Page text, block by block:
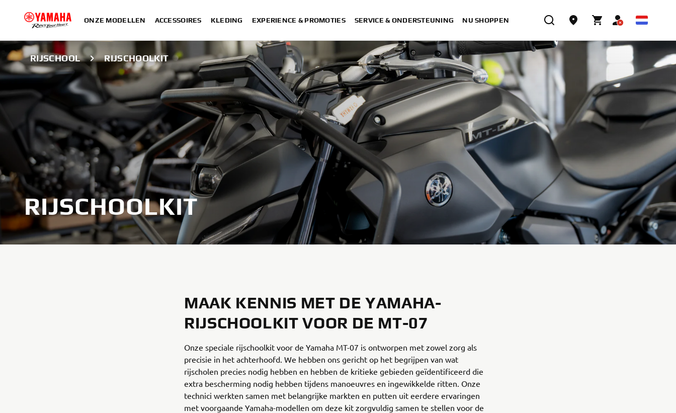
ONZE MODELLEN ACCESSOIRES KLEDING EXPERIENCE & PROMOTIES SERVICE & ONDERSTEUNING NU SHOPPEN
RIJSCHOOL RIJSCHOOLKIT
RIJSCHOOLKIT
MAAK KENNIS MET DE YAMAHA-
RIJSCHOOLKIT VOOR DE MT-07
Onze speciale rijschoolkit voor de Yamaha MT-07 is ontworpen met zowel zorg als
precisie in het achterhoofd. We hebben ons gericht op het begrijpen van wat
rijscholen precies nodig hebben en hebben de kritieke gebieden geïdentificeerd die
extra bescherming nodig hebben tijdens manoeuvres en ingewikkelde ritten. Onze
technici werkten samen met belangrijke markten en putten uit eerdere ervaringen
met voorgaande Yamaha-modellen om deze kit zorgvuldig samen te stellen voor de